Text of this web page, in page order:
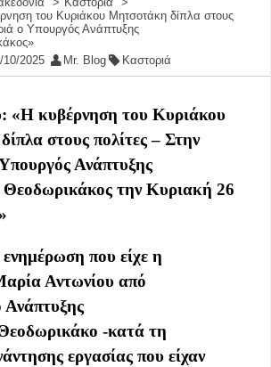
του Κυριάκου Μητσοτάκη δίπλα στους
ο Υπουργός Ανάπτυξης
10/2025
Mr. Blog Καστοριά
«Η κυβέρνηση του Κυριάκου
στους πολίτες – Στην
Ανάπτυξης
την Κυριακή 26
που είχε η
Αντωνίου από
-κατά τη
εργασίας που είχαν